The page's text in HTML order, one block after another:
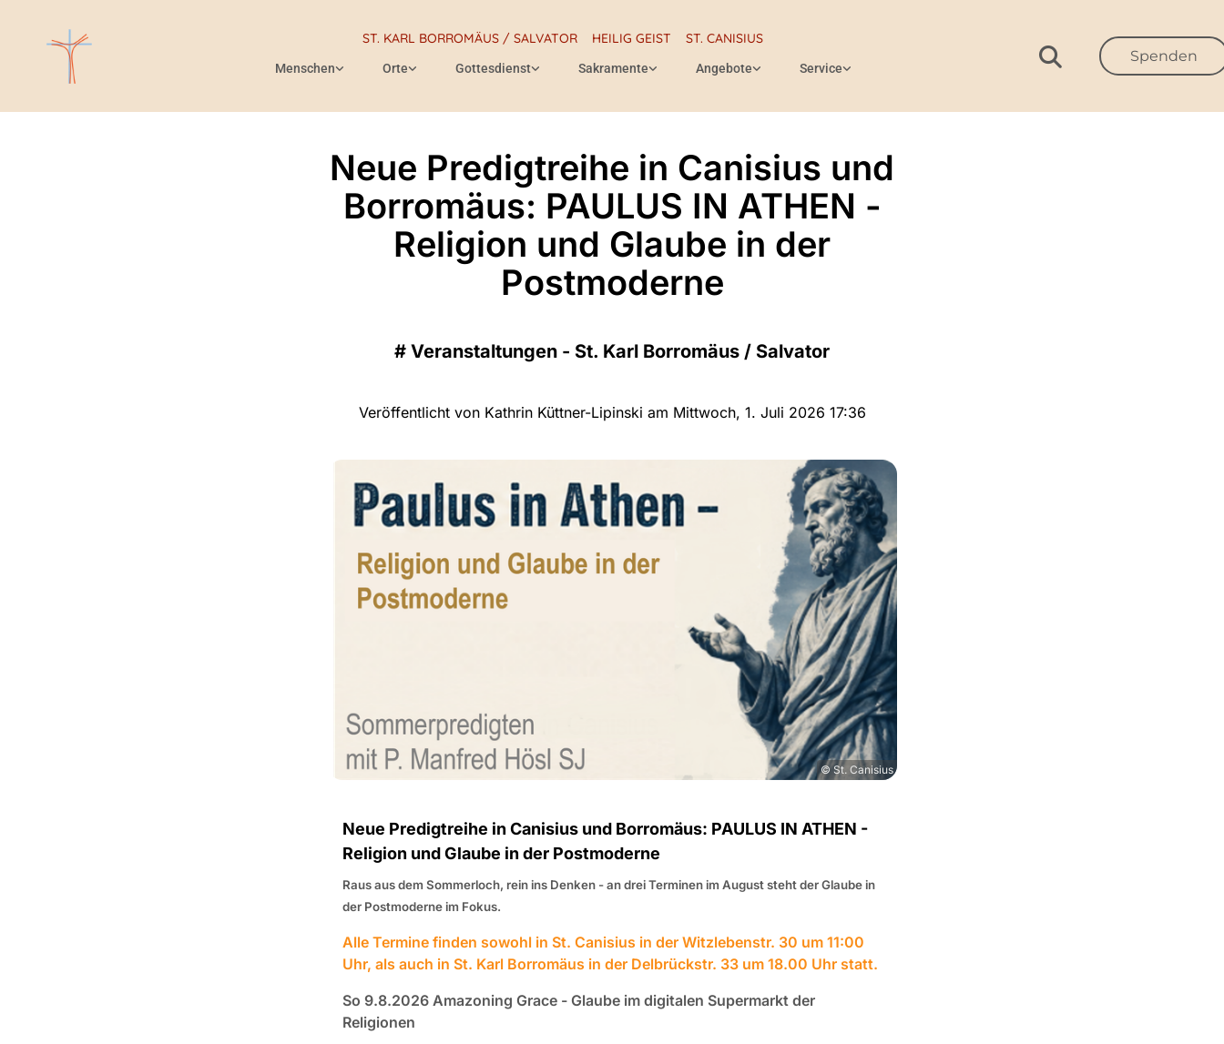
ST. KARL BORROMÄUS / SALVATOR HEILIG GEIST ST. CANISIUS
Menschen Orte Gottesdienst Sakramente Angebote Service
Spenden
Neue Predigtreihe in Canisius und
Borromäus: PAULUS IN ATHEN -
Religion und Glaube in der
Postmoderne
# Veranstaltungen - St. Karl Borromäus / Salvator
Veröffentlicht von Kathrin Küttner-Lipinski am Mittwoch, 1. Juli 2026 17:36
© St. Canisius
Neue Predigtreihe in Canisius und Borromäus: PAULUS IN ATHEN -
Religion und Glaube in der Postmoderne
Raus aus dem Sommerloch, rein ins Denken - an drei Terminen im August steht der Glaube in
der Postmoderne im Fokus.
Alle Termine finden sowohl in St. Canisius in der Witzlebenstr. 30 um 11:00
Uhr, als auch in St. Karl Borromäus in der Delbrückstr. 33 um 18.00 Uhr statt.
So 9.8.2026 Amazoning Grace - Glaube im digitalen Supermarkt der
Religionen